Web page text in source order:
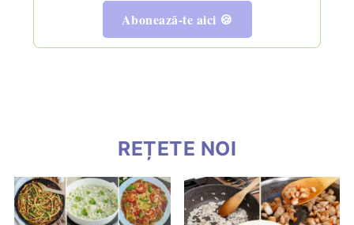
Abonează-te aici 🍪
REȚETE NOI